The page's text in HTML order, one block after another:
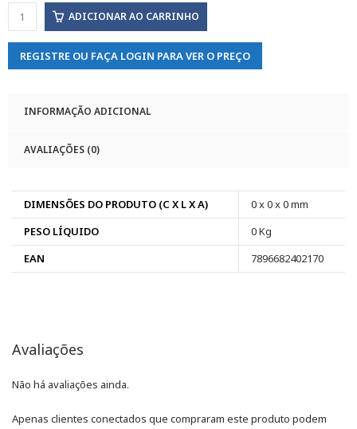
ADICIONAR AO CARRINHO
REGISTRE OU FAÇA LOGIN PARA VER O PREÇO
INFORMAÇÃO ADICIONAL
AVALIAÇÕES (0)
DIMENSÕES DO PRODUTO (C X L X A)
0 x 0 x 0 mm
PESO LÍQUIDO
0 Kg
EAN
7896682402170
Avaliações
Não há avaliações ainda.
Apenas clientes conectados que compraram este produto podem